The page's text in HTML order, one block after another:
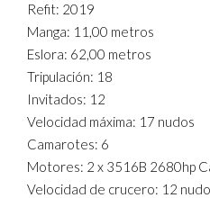
Refit: 2019
Manga: 11,00 metros
Eslora: 62,00 metros
Tripulación: 18
Invitados: 12
Velocidad máxima: 17 nudos
Camarotes: 6
Motores: 2 x 3516B 2680hp
Velocidad de crucero: 12